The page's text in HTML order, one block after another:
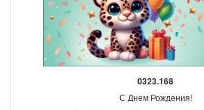
0323.168
С Днем Рождения!